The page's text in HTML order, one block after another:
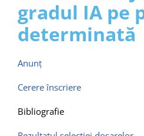
Contact
gradul IA pe
determinată
Anunț
Cerere înscriere
Bibliografie